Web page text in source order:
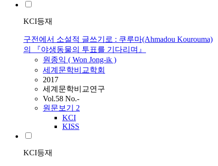
KCI등재
구전에서 소설적 글쓰기로 : 쿠루마(Ahmadou Kourouma)
의 『야생동물의 투표를 기다리며』
원종익 ( Won Jong-ik )
세계문학비교학회
2017
세계문학비교연구
Vol.58 No.-
원문보기 2
KCI
KISS
KCI등재